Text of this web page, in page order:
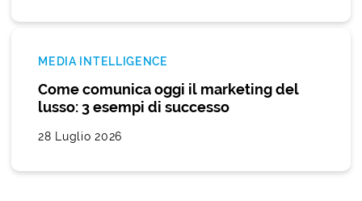
MEDIA INTELLIGENCE
Come comunica oggi il marketing del
lusso: 3 esempi di successo
28 Luglio 2026